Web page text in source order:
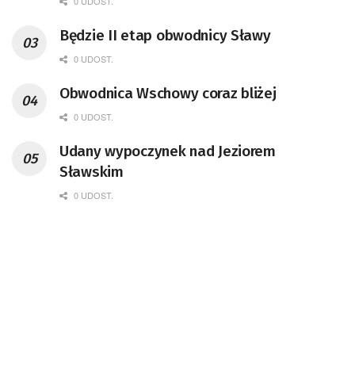
Będzie II etap obwodnicy Sławy
0 UDOST.
Obwodnica Wschowy coraz bliżej
0 UDOST.
Udany wypoczynek nad Jeziorem
Sławskim
0 UDOST.